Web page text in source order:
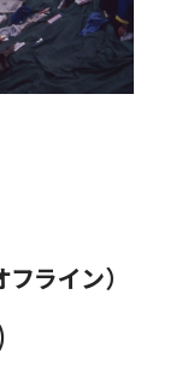
ライン）